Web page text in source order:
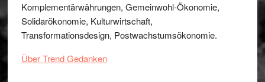
Komplementärwährungen, Gemeinwohl-Ökonomie,
Solidarökonomie, Kulturwirtschaft,
Transformationsdesign, Postwachstumsökonomie.
Über Trend Gedanken